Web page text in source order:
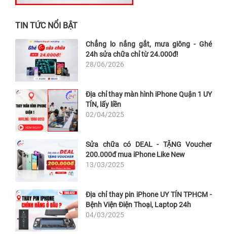
TIN TỨC NỔI BẬT
Chẳng lo nắng gắt, mưa giông - Ghé
24h sửa chữa chỉ từ 24.000đ!
28/06/2026
Địa chỉ thay màn hình iPhone Quận 1 UY
TÍN, lấy liền
02/04/2025
Sửa chữa có DEAL - TẶNG Voucher
200.000đ mua iPhone Like New
13/03/2025
Địa chỉ thay pin iPhone UY TÍN TPHCM -
Bệnh Viện Điện Thoại, Laptop 24h
04/03/2025